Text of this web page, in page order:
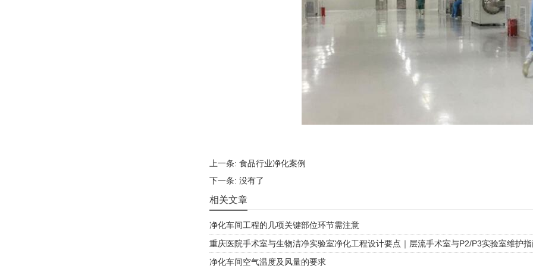
上一条: 食品行业净化案例
下一条: 没有了
相关文章
净化车间工程的几项关键部位环节需注意
重庆医院手术室与生物洁净实验室净化工程设计要点｜层流手术室与P2/P3实验室维护
净化车间空气温度及风量的要求